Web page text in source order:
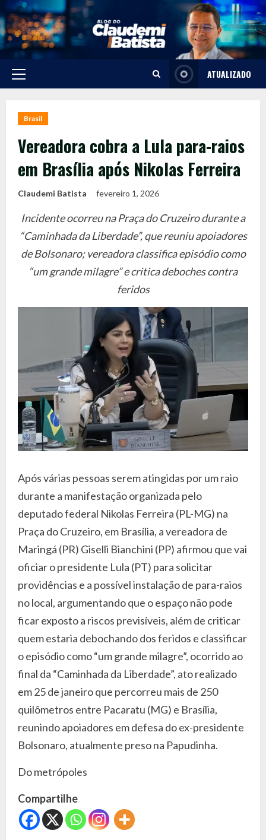
Skip
to
content
Primary
ATUALIZADO
Brasil
Vereadora cobra a Lula para-raios
em Brasília após Nikolas Ferreira
Claudemi Batista fevereiro 1, 2026
Incidente ocorreu na Praça do Cruzeiro durante a
“Caminhada da Liberdade”, que reuniu apoiadores
de Bolsonaro; vereadora classifica episódio como
“um grande milagre” e critica deboches contra
feridos
Após várias pessoas serem atingidas por um raio
durante a manifestação organizada pelo
deputado federal Nikolas Ferreira (PL-MG) na
Praça do Cruzeiro, em Brasília, a vereadora de
Maringá (PR) Giselli Bianchini (PP) afirmou que vai
oficiar o presidente Lula (PT) para solicitar
providências e a possível instalação de para-raios
no local, argumentando que o espaço não pode
ficar exposto a riscos previsíveis, além de criticar
quem estaria debochando dos feridos e classificar
o episódio como “um grande milagre”, ocorrido ao
final da “Caminhada da Liberdade”, ato realizado
em 25 de janeiro que percorreu mais de 250
quilômetros entre Pacaratu (MG) e Brasília,
reunindo apoiadores em defesa do ex-presidente
Bolsonaro, atualmente preso na Papudinha.
Do metrópoles
Compartilhe